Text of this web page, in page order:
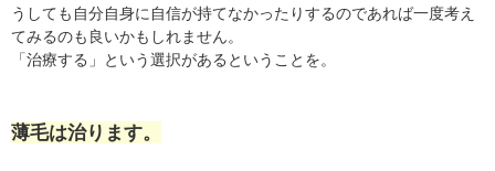
うしても自分自身に自信が持てなかったりするのであれば一度考え
てみるのも良いかもしれません。
「治療する」という選択があるということを。
薄毛は治ります。